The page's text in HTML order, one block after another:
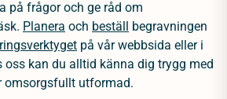
på frågor och ge råd om
Planera och beställ begravningen
på vår webbsida eller i
oss kan du alltid känna dig trygg med
omsorgsfullt utformad.